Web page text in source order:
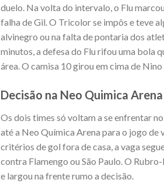
duelo. Na volta do intervalo, o Flu
falha de Gil. O Tricolor se impôs e teve
alvinegro ou na falta de pontaria dos
minutos, a defesa do Flu rifou uma bola
área. O camisa 10 girou em cima de
Decisão na Neo Quimica Arena
Os dois times só voltam a se enfrentar
até a Neo Química Arena para o jogo de
critérios de gol fora de casa, a vaga
contra Flamengo ou São Paulo. O
e largou na frente rumo a decisão.